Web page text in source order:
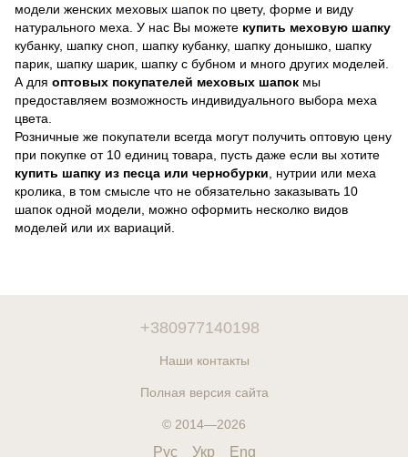
модели женских меховых шапок по цвету, форме и виду
натурального меха. У нас Вы можете купить меховую шапку
кубанку, шапку сноп, шапку кубанку, шапку донышко, шапку
парик, шапку шарик, шапку с бубном и много других моделей.
А для оптовых покупателей меховых шапок мы
предоставляем возможность индивидуального выбора меха
цвета.
Розничные же покупатели всегда могут получить оптовую цену
при покупке от 10 единиц товара, пусть даже если вы хотите
купить шапку из песца или чернобурки , нутрии или меха
кролика, в том смысле что не обязательно заказывать 10
шапок одной модели, можно оформить несколко видов
моделей или их вариаций.
+380977140198
Наши контакты
Полная версия сайта
© 2014—2026
Рус Укр Eng